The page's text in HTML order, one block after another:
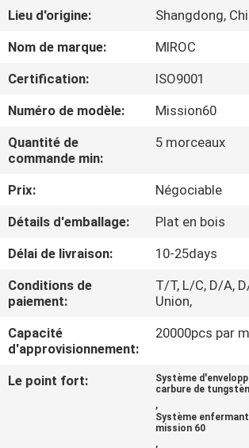
AU
SUJET
DE
VISITE
CONTRÔLE
DE
QUALITÉ
CONTACTEZ-
NOUS
Lieu d'origine:
Shangdong,
Nom de marque:
MIROC
Certification:
ISO9001
Numéro de modèle:
Mission60
Quantité de
commande min:
5 morceaux
Prix:
Négociable
Détails d'emballage:
Plat en bois
Délai de livraison:
10-25days
Conditions de
paiement:
T/T, L/C, D/A,
Union,
Capacité
d'approvisionnement:
20000pcs par
Le point fort:
Système
carbure de
,
Système
mission 60
,